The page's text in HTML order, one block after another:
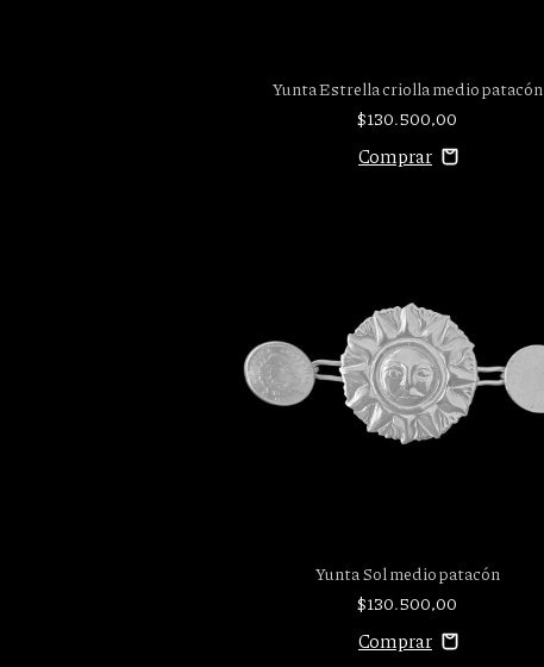
Yunta Estrella criolla medio patacón
$130.500,00
Yunta Sol medio patacón
$130.500,00